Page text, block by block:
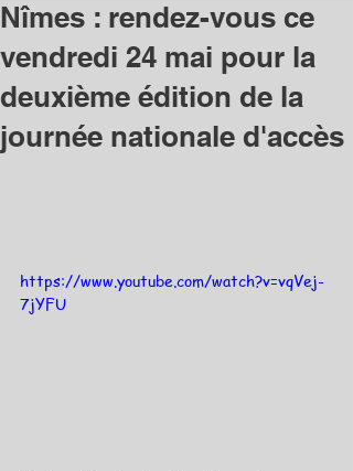
Nîmes : rendez-vous ce
vendredi 24 mai pour la
deuxième édition de la
journée nationale d'accès
https://www.youtube.com/watch?v=vqVej-
7jYFU